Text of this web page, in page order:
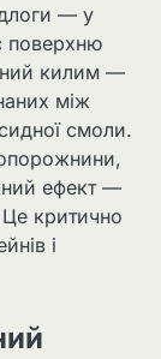
— у
поверхню
килим —
між
смоли.
ефект —
критично
і